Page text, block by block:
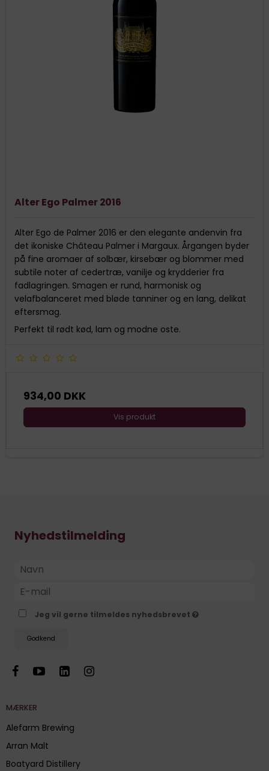
Alter Ego Palmer 2016
Alter Ego de Palmer 2016 er den elegante andenvin fra
det ikoniske Château Palmer i Margaux. Årgangen byder
på fine aromaer af solbær, kirsebær og blommer med
subtile noter af cedertræ, vanilje og krydderier fra
fadlagringen. Smagen er rund, harmonisk og
velafbalanceret med bløde tanniner og en lang, delikat
eftersmag.
Perfekt til rødt kød, lam og modne oste.
934,00 DKK
Vis produkt
Nyhedstilmelding
Jeg vil gerne tilmeldes nyhedsbrevet
Godkend
MÆRKER
Alefarm Brewing
Arran Malt
Boatyard Distillery